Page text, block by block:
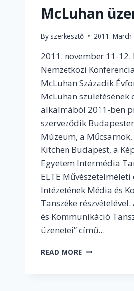
McLuhan
By szerkesztő 2011.
2011. november 11-
Nemzetközi
McLuhan Századik
McLuhan születésének
alkalmából 2011-ben
szerveződik
Múzeum, a Műcsarnok,
Kitchen Budapest, a
Egyetem Intermédia
ELTE
Intézetének Média és
Tanszéke részvételével.
és Kommunikáció
üzenetei” című…
READ MORE MCLUHAN